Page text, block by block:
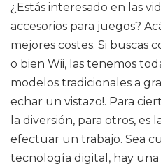
¿Estás interesado en las
accesorios para juegos?
mejores costes. Si buscas
o bien Wii, las tenemos
modelos tradicionales a
echar un vistazo!. Para
la diversión, para otros, es
efectuar un trabajo. Sea
tecnología digital, hay